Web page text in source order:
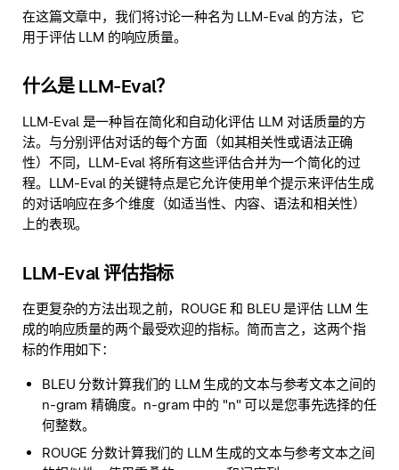
在这篇文章中，我们将讨论一种名为 LLM-Eval 的方法，它
用于评估 LLM 的响应质量。
什么是 LLM-Eval？
LLM-Eval 是一种旨在简化和自动化评估 LLM 对话质量的方
法。与分别评估对话的每个方面（如其相关性或语法正确
性）不同，LLM-Eval 将所有这些评估合并为一个简化的过
程。LLM-Eval 的关键特点是它允许使用单个提示来评估生成
的对话响应在多个维度（如适当性、内容、语法和相关性）
上的表现。
LLM-Eval 评估指标
在更复杂的方法出现之前，ROUGE 和 BLEU 是评估 LLM 生
成的响应质量的两个最受欢迎的指标。简而言之，这两个指
标的作用如下：
BLEU 分数计算我们的 LLM 生成的文本与参考文本之间的
n-gram 精确度。n-gram 中的 "n" 可以是您事先选择的任
何整数。
ROUGE 分数计算我们的 LLM 生成的文本与参考文本之间